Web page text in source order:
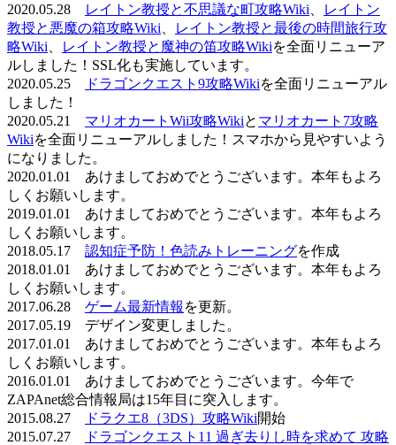
2020.05.28
レイトン教授と不思議な町攻略Wiki
レイトン
教授と悪魔の箱攻略Wiki
レイトン教授と最後の時間旅行攻
略Wiki
レイトン教授と魔神の笛攻略Wikiを全面リニューア
ルしました！SSL化も実施しています。
2020.05.25
ドラゴンクエスト9攻略Wikiを全面リニューアル
しました！
2020.05.21 マリオカートWii攻略Wikiと マリオカート7攻略
Wikiを全面リニューアルしました！スマホから見やすいよう
になりました。
2020.01.01 あけましておめでとうございます。本年もよろ
しくお願いします。
2019.01.01 あけましておめでとうございます。本年もよろ
しくお願いします。
2018.05.17 認知症予防！色読みトレーニングを作成
2018.01.01 あけましておめでとうございます。本年もよろ
しくお願いします。
2017.06.28 ゲーム最新情報 を更新。
2017.05.19 デザイン変更しました。
2017.01.01 あけましておめでとうございます。本年もよろ
しくお願いします。
2016.01.01 あけましておめでとうございます。今年で
ZAPAnet総合情報局は15年目に突入します。
2015.08.27
ドラクエ8（3DS）攻略Wiki開始
2015.07.27
ドラゴンクエスト11 過ぎ去りし時を求めて 攻略